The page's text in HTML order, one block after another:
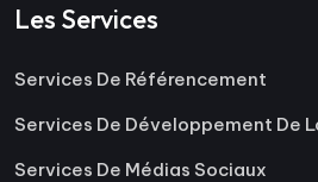
Les Services
Services De Référencement
Services De Développement De
Services De Médias Sociaux